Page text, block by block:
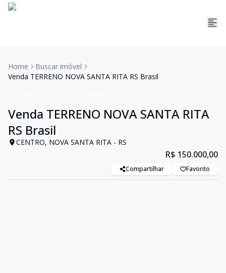
Home
Buscar imóvel
Venda TERRENO NOVA SANTA RITA RS Brasil
Venda TERRENO NOVA SANTA RITA
RS Brasil
CENTRO, NOVA SANTA RITA - RS
R$ 150.000,00
Compartilhar Favorito